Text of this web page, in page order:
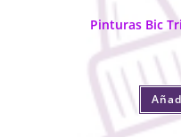
Pinturas Bic